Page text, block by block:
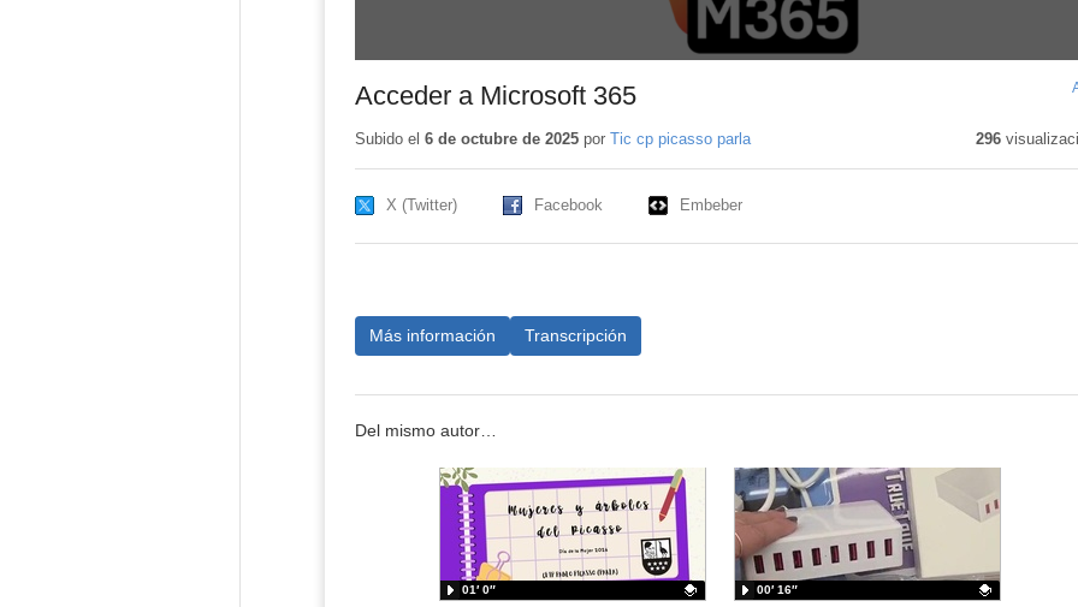
Acceder a Microsoft 365
Subido el 6 de octubre de 2025por Tic cp picasso parla 296
X (Twitter) Facebook Embeber
Más información Transcripción
Del mismo autor…
01′ 0″ 00′ 16″